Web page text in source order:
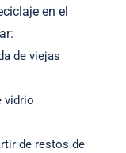
en el
de viejas
vidrio
de restos de